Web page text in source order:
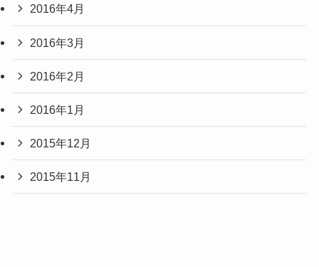
2016年4月
2016年3月
2016年2月
2016年1月
2015年12月
2015年11月